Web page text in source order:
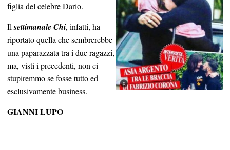
figlia del celebre Dario.
Ilsettimanale Chi, infatti, ha
riportato quella che sembrerebbe
una paparazzata tra i due ragazzi,
ma, visti i precedenti, non ci
stupiremmo se fosse tutto ed
esclusivamente business.
GIANNI LUPO